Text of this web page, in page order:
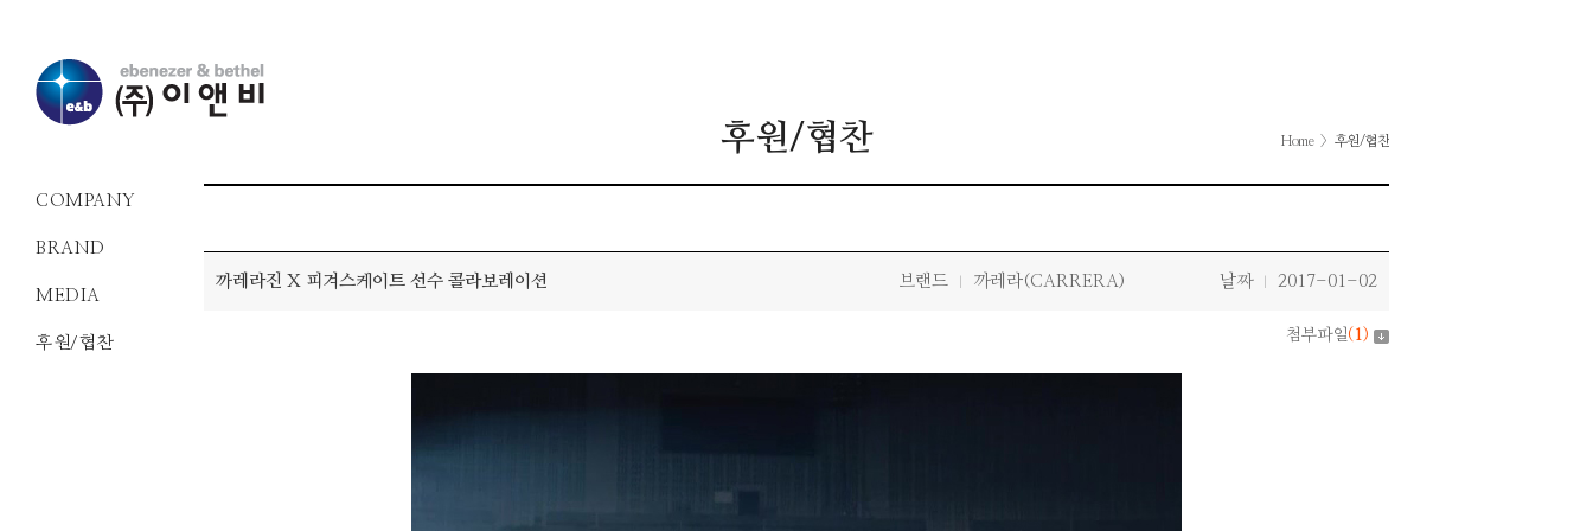
COMPANY
BRAND
MEDIA
후원/협찬
후원/협찬 Home > 후원/협찬
까레라진 X 피겨스케이트 선수 콜라보레이션 브랜드 까레라(CARRERA) 날짜 2017-01-02
첨부파일( 1)